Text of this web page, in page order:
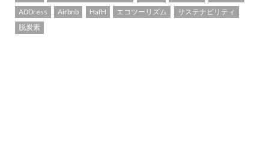
ADDress
Airbnb HafH エコツーリズム
サステナビリティ
脱炭素